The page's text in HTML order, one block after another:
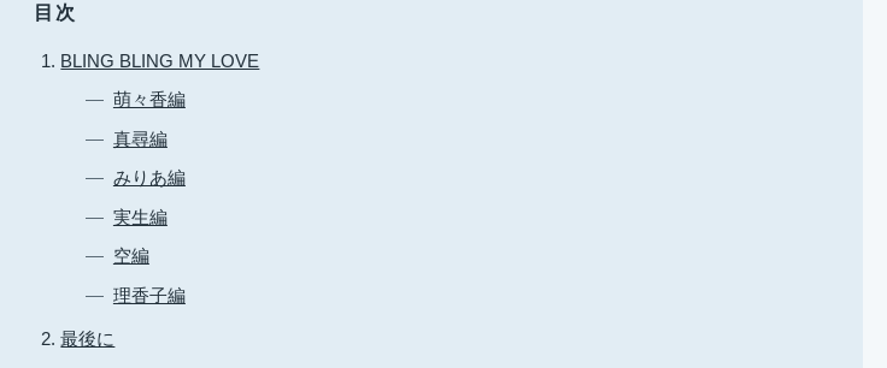
目次
BLING BLING MY LOVE
萌々香編
真尋編
みりあ編
実生編
空編
理香子編
最後に